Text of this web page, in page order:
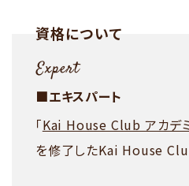
資格について
■エキスパート
「Kai House Club アカデ
を修了したKai House